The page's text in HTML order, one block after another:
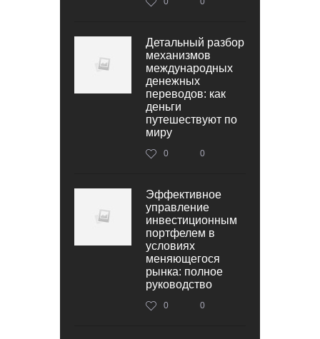
Детальный разбор
механизмов
международных
денежных
переводов: как
деньги
путешествуют по
миру
0 0
Эффективное
управление
инвестиционным
портфелем в
условиях
меняющегося
рынка: полное
руководство
0 0